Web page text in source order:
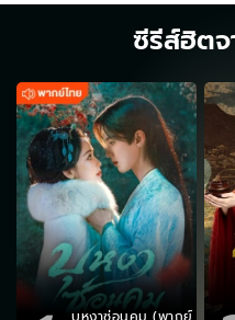
ซีรีส์ฮิตจ
บุหงาซ่อนคม (พากย์